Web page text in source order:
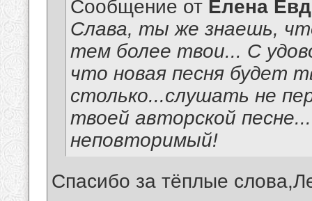
Сообщение от Елена
Слава, ты же знаешь,
тем более твои... С
что новая песня будет
столько...слушать не
твоей авторской
неповторимый!
Спасибо за тёплые